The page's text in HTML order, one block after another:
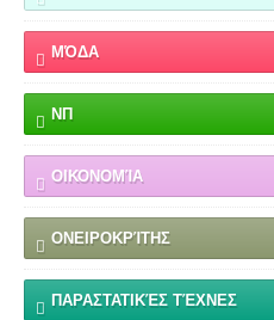
ΜΌΔΑ
ΝΠ
ΟΙΚΟΝΟΜΊΑ
ΟΝΕΙΡΟΚΡΊΤΗΣ
ΠΑΡΑΣΤΑΤΙΚΈΣ ΤΈΧΝΕΣ